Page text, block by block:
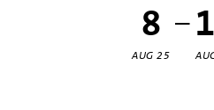
8
AUG 25
–